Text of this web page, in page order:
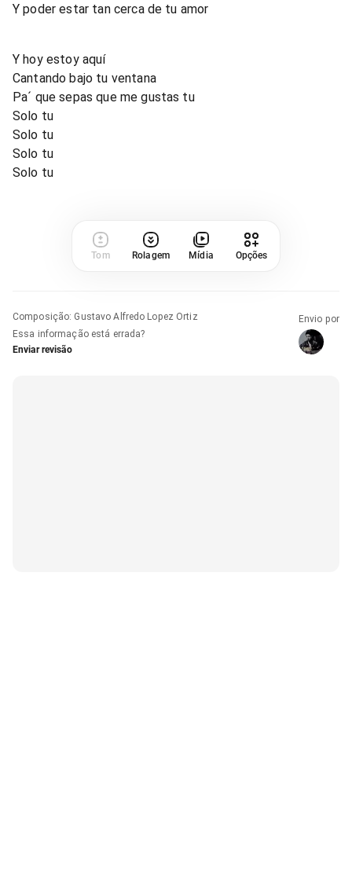
Y poder estar tan cerca de tu amor
Y hoy estoy aquí
Cantando bajo tu ventana
Pa´ que sepas que me gustas tu
Solo tu
Solo tu
Solo tu
Solo tu
Tom Rolagem Mídia Opções
Composição: Gustavo Alfredo Lopez Ortiz
Essa informação está errada?
Enviar revisão
Envio por